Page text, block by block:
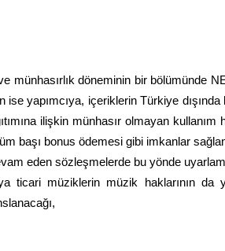
münhasırlık döneminin bir bölümünde
ise yapımcıya, içeriklerin Türkiye
ilişkin münhasır olmayan kullanım
başı bonus ödemesi gibi imkanlar
eden sözleşmelerde bu yönde
ticari müziklerin müzik haklarının da